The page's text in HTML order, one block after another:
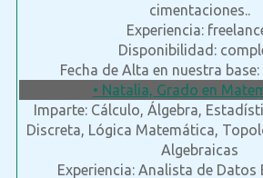
cimentaciones..
Experiencia:
Disponibilidad:
Fecha de Alta en nuestra
• Natalia, Grado en
Imparte: Cálculo, Álgebra,
Discreta, Lógica Matemática,
Algebraicas
Experiencia: Analista de Datos